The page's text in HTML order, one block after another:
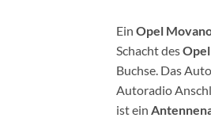
Ein Opel
Schacht des
Buchse. Das
Autoradio
ist ein